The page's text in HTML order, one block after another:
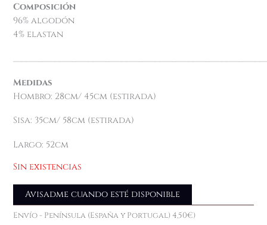
Composición
96% algodón
4% elastan
Medidas
Hombro: 28cm/ 45cm (estirada)
Sisa: 35cm/ 58cm (estirada)
Largo: 52cm
Sin existencias
Avisadme cuando esté disponible
Envío - Península (España y Portugal) 4,50€)